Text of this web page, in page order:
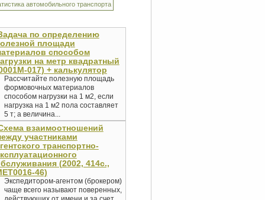
автомобильного транспорта
по определению
площади
способом
на метр квадратный
017) + калькулятор
Рассчитайте полезную площадь
формовочных материалов
способом нагрузки на 1 м2, если
нагрузка на 1 м2 пола составляет
5 т; а величина...
взаимоотношений
участниками
транспортно-
(2002, 414с.,
46)
Экспедитором-агентом (брокером)
чаще всего называют поверенных,